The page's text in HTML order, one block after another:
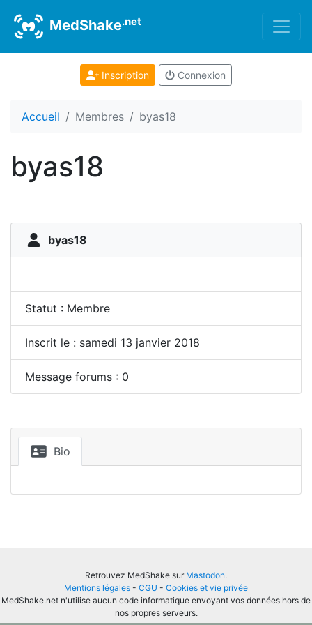
MedShake.net
Inscription Connexion
Accueil Membres byas18
byas18
byas18
Statut : Membre
Inscrit le : samedi 13 janvier 2018
Message forums : 0
Bio
Retrouvez MedShake sur Mastodon.
Mentions légales - CGU - Cookies et vie privée
MedShake.net n'utilise aucun code informatique envoyant vos données hors de
nos propres serveurs.